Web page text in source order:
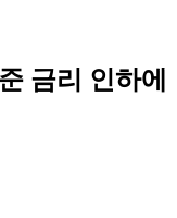
금리 인하에